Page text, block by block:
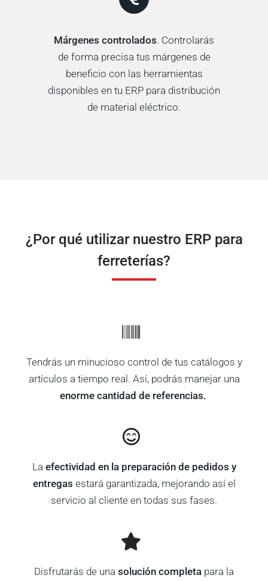
Márgenes controlados. Controlarás
de forma precisa tus márgenes de
beneficio con las herramientas
disponibles en tu ERP para distribución
de material eléctrico.
¿Por qué utilizar nuestro ERP para
ferreterías?
Tendrás un minucioso control de tus catálogos y
artículos a tiempo real. Así, podrás manejar una
enorme cantidad de referencias.
La efectividad en la preparación de pedidos y
entregas estará garantizada, mejorando así el
servicio al cliente en todas sus fases.
Disfrutarás de una solución completa para la